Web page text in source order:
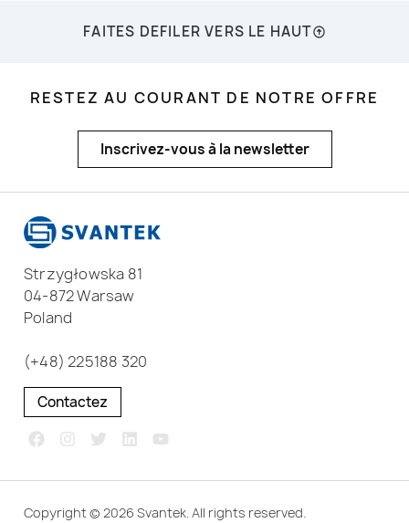
FAITES DEFILER VERS LE HAUT
RESTEZ AU COURANT DE NOTRE OFFRE
Inscrivez-vous à la newsletter
Strzygłowska 81
04-872 Warsaw
Poland
(+48) 225188 320
Contactez
Copyright © 2026 Svantek. All rights reserved.